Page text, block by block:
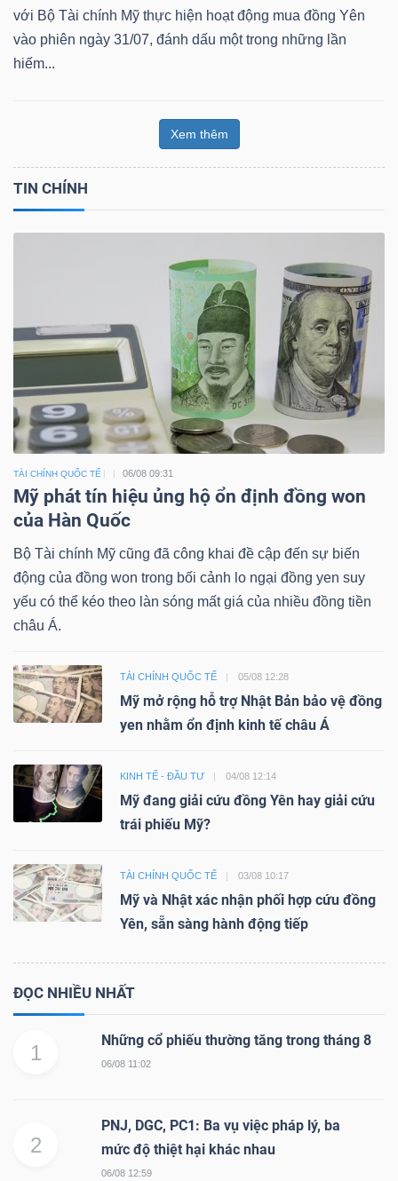
với Bộ Tài chính Mỹ thực hiện hoạt động mua đồng Yên
vào phiên ngày 31/07, đánh dấu một trong những lần
hiếm...
Xem thêm
TIN CHÍNH
TÀI CHÍNH QUỐC TẾ 06/08 09:31
Mỹ phát tín hiệu ủng hộ ổn định đồng won
của Hàn Quốc
Bộ Tài chính Mỹ cũng đã công khai đề cập đến sự biến
động của đồng won trong bối cảnh lo ngại đồng yen suy
yếu có thể kéo theo làn sóng mất giá của nhiều đồng tiền
châu Á.
TÀI CHÍNH QUỐC TẾ 05/08 12:28
Mỹ mở rộng hỗ trợ Nhật Bản bảo vệ đồng
yen nhằm ổn định kinh tế châu Á
KINH TẾ - ĐẦU TƯ 04/08 12:14
Mỹ đang giải cứu đồng Yên hay giải cứu
trái phiếu Mỹ?
TÀI CHÍNH QUỐC TẾ 03/08 10:17
Mỹ và Nhật xác nhận phối hợp cứu đồng
Yên, sẵn sàng hành động tiếp
ĐỌC NHIỀU NHẤT
1
Những cổ phiếu thường tăng trong tháng 8
06/08 11:02
2
PNJ, DGC, PC1: Ba vụ việc pháp lý, ba
mức độ thiệt hại khác nhau
06/08 12:59